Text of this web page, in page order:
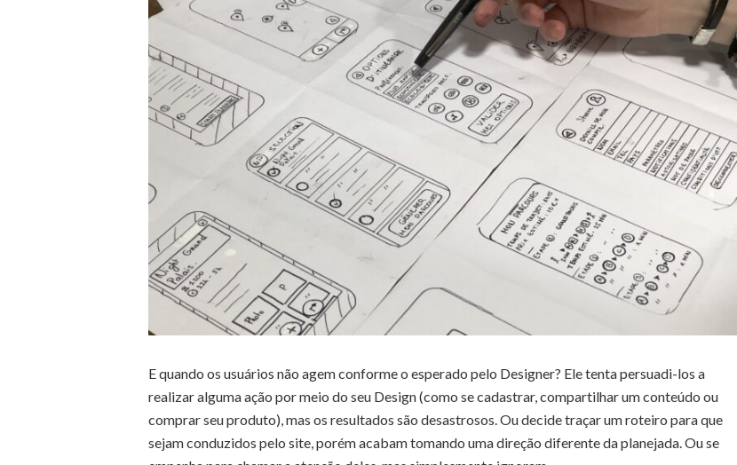
E quando os usuários não agem conforme o esperado pelo Designer? Ele tenta persuadi-los a
realizar alguma ação por meio do seu Design (como se cadastrar, compartilhar um conteúdo ou
comprar seu produto), mas os resultados são desastrosos. Ou decide traçar um roteiro para que
sejam conduzidos pelo site, porém acabam tomando uma direção diferente da planejada. Ou se